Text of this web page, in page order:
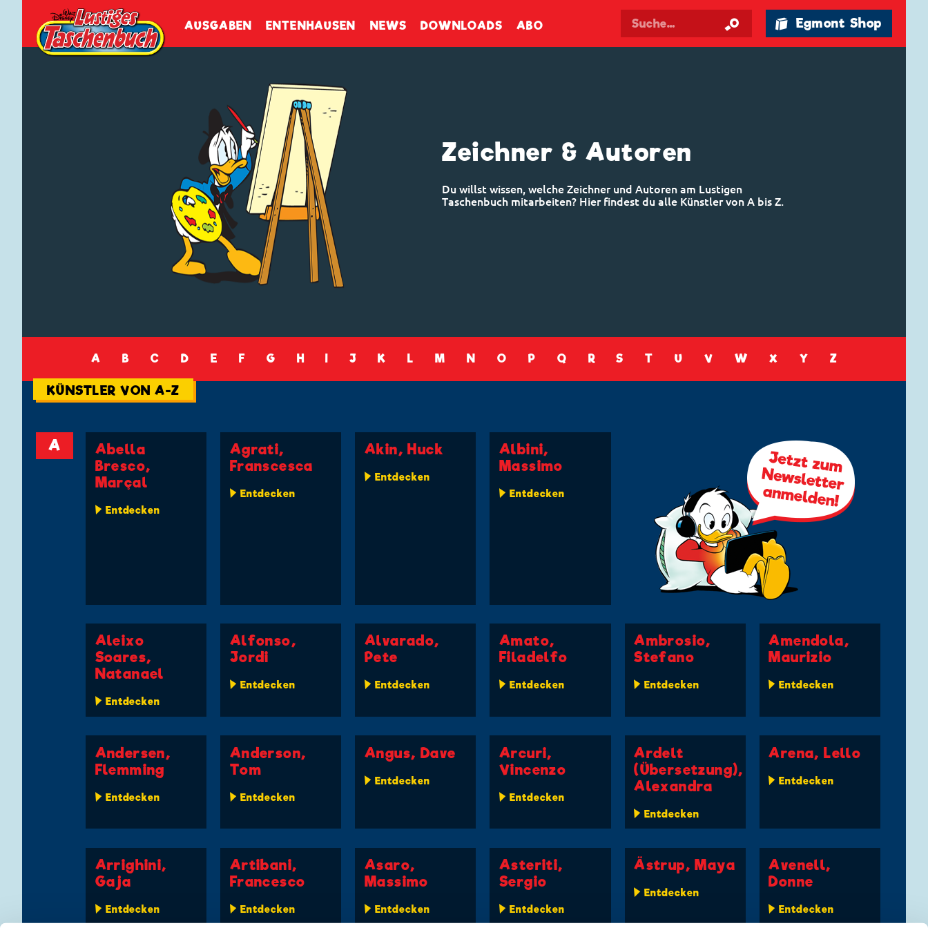
AUSGABEN ENTENHAUSEN NEWS DOWNLOADS ABO 🛍 Egmont Shop
Zeichner & Autoren
Du willst wissen, welche Zeichner und Autoren am Lustigen
Taschenbuch mitarbeiten? Hier findest du alle Künstler von A bis Z.
A B C D E F G H J K L M N O P Q R S T U V W X Y Z
KÜNSTLER VON A-Z
A
Abella
Bresco,
Marçal
Entdecken
Agrati,
Franscesca
Entdecken
Akin, Huck
Entdecken
Albini,
Massimo
Entdecken
Aleixo
Soares,
Natanael
Entdecken
Alfonso,
Jordi
Entdecken
Alvarado,
Pete
Entdecken
Amato,
Filadelfo
Entdecken
Ambrosio,
Stefano
Entdecken
Amendola,
Maurizio
Entdecken
Andersen,
Flemming
Entdecken
Anderson,
Tom
Entdecken
Angus, Dave
Entdecken
Arcuri,
Vincenzo
Entdecken
Ardelt
(Übersetzung),
Alexandra
Entdecken
Arena, Lello
Entdecken
Arrighini,
Gaja
Entdecken
Artibani,
Francesco
Entdecken
Asaro,
Massimo
Entdecken
Asteriti,
Sergio
Entdecken
Ästrup, Maya
Entdecken
Avenell,
Donne
Entdecken